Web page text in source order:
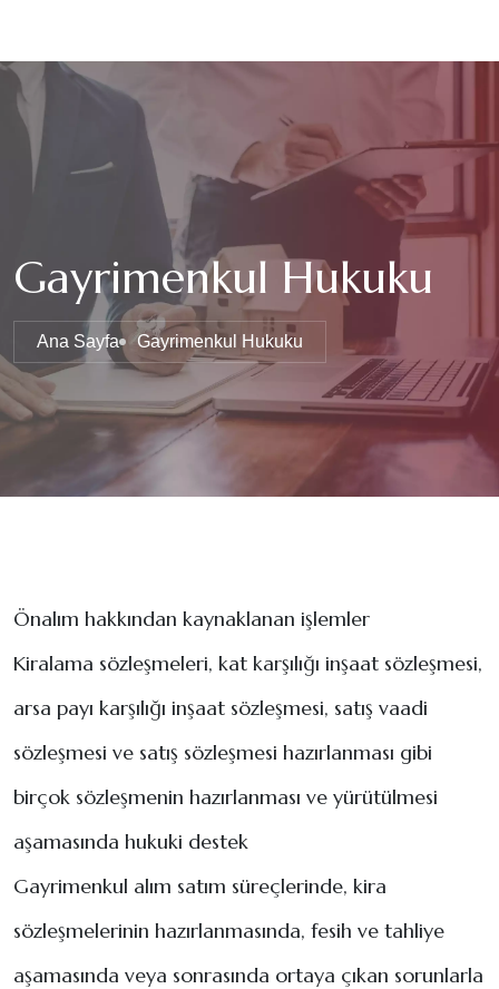
Gayrimenkul Hukuku
Ana Sayfa Gayrimenkul Hukuku
Önalım hakkından kaynaklanan işlemler
Kiralama sözleşmeleri, kat karşılığı inşaat sözleşmesi,
arsa payı karşılığı inşaat sözleşmesi, satış vaadi
sözleşmesi ve satış sözleşmesi hazırlanması gibi
birçok sözleşmenin hazırlanması ve yürütülmesi
aşamasında hukuki destek
Gayrimenkul alım satım süreçlerinde, kira
sözleşmelerinin hazırlanmasında, fesih ve tahliye
aşamasında veya sonrasında ortaya çıkan sorunlarla